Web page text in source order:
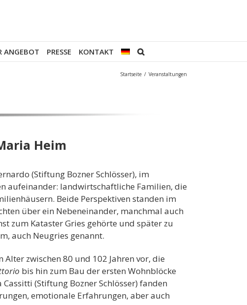
ANGEBOT PRESSE KONTAKT
Startseite / Veranstaltungen
Heim
(Stiftung Bozner Schlösser), im
aufeinander: landwirtschaftliche Familien, die
Beide Perspektiven standen im
über ein Nebeneinander, manchmal auch
zum Kataster Gries gehörte und später zu
auch Neugries genannt.
zwischen 80 und 102 Jahren vor, die
bis hin zum Bau der ersten Wohnblöcke
(Stiftung Bozner Schlösser) fanden
emotionale Erfahrungen, aber auch